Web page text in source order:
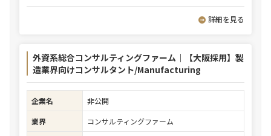
詳細を見る
外資系総合コンサルティングファーム｜【大阪採用】製
造業界向けコンサルタント/Manufacturing
企業名
非公開
業界
コンサルティングファーム